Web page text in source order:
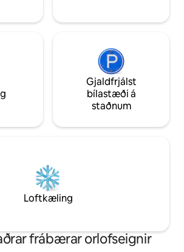
Gjaldfrjálst
bílastæði á
staðnum
Loftkæling
frábærar orlofseignir